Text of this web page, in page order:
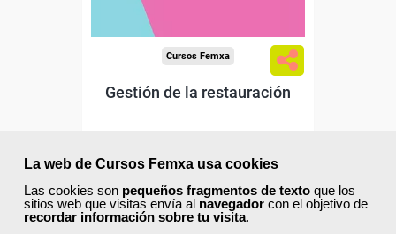
La web de Cursos Femxa usa cookies
Las cookies son pequeños fragmentos de texto que los
sitios web que visitas envía al navegador con el objetivo de
recordar información sobre tu visita.
Cursos Femxa
Gestión de la restauración
Curso Gratuito
100 horas
Online (toda España)